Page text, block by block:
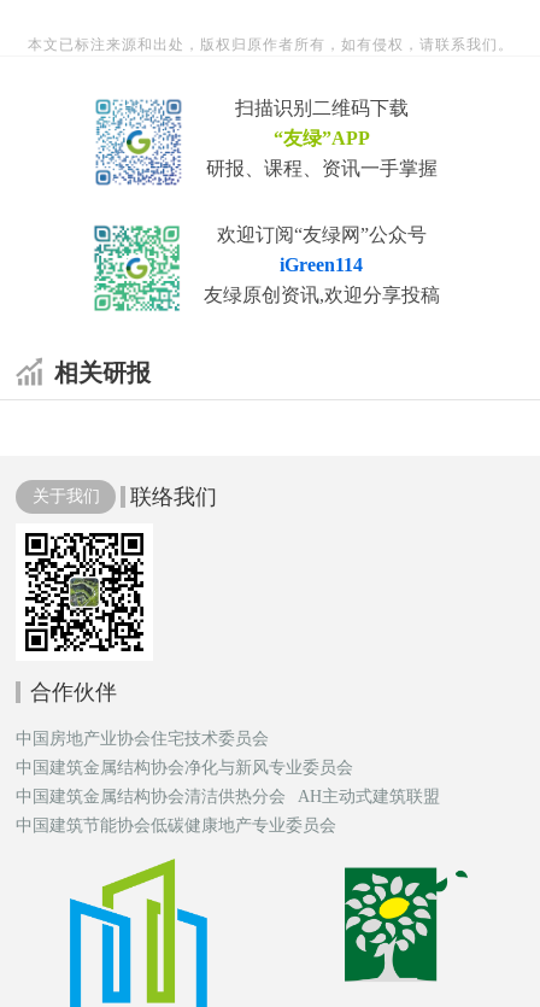
本文已标注来源和出处，版权归原作者所有，如有侵权，请联系我们。
扫描识别二维码下载
“友绿”APP
研报、课程、资讯一手掌握
欢迎订阅“友绿网”公众号
iGreen114
友绿原创资讯,欢迎分享投稿
相关研报
关于我们 联络我们
合作伙伴
中国房地产业协会住宅技术委员会
中国建筑金属结构协会净化与新风专业委员会
中国建筑金属结构协会清洁供热分会
AH主动式建筑联盟
中国建筑节能协会低碳健康地产专业委员会